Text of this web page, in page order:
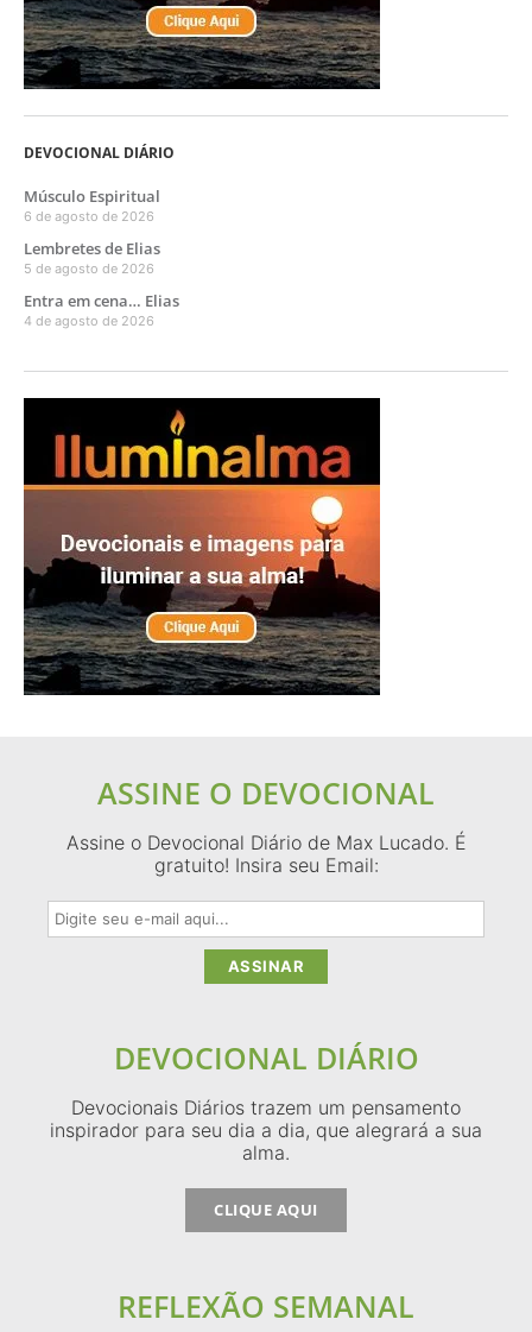
DEVOCIONAL DIÁRIO
Músculo Espiritual
6 de agosto de 2026
Lembretes de Elias
5 de agosto de 2026
Entra em cena… Elias
4 de agosto de 2026
ASSINE O DEVOCIONAL
Assine o Devocional Diário de Max Lucado. É
gratuito! Insira seu Email:
DEVOCIONAL DIÁRIO
Devocionais Diários trazem um pensamento
inspirador para seu dia a dia, que alegrará a sua
alma.
CLIQUE AQUI
REFLEXÃO SEMANAL